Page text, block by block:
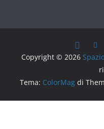
Copyright © 2026
Tema: ColorMag di